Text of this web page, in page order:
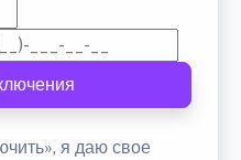
я даю свое